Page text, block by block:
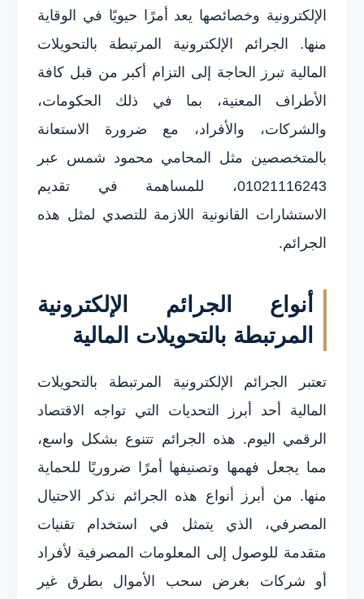
الإلكترونية وخصائصها يعد أمرًا حيويًا في الوقاية
منها. الجرائم الإلكترونية المرتبطة بالتحويلات
المالية تبرز الحاجة إلى التزام أكبر من قبل كافة
الأطراف المعنية، بما في ذلك الحكومات،
والشركات، والأفراد، مع ضرورة الاستعانة
بالمتخصصين مثل المحامي محمود شمس عبر
01021116243، للمساهمة في تقديم
الاستشارات القانونية اللازمة للتصدي لمثل هذه
الجرائم.
أنواع الجرائم الإلكترونية
المرتبطة بالتحويلات المالية
تعتبر الجرائم الإلكترونية المرتبطة بالتحويلات
المالية أحد أبرز التحديات التي تواجه الاقتصاد
الرقمي اليوم. هذه الجرائم تتنوع بشكل واسع،
مما يجعل فهمها وتصنيفها أمرًا ضروريًا للحماية
منها. من أبرز أنواع هذه الجرائم نذكر الاحتيال
المصرفي، الذي يتمثل في استخدام تقنيات
متقدمة للوصول إلى المعلومات المصرفية لأفراد
أو شركات بغرض سحب الأموال بطرق غير